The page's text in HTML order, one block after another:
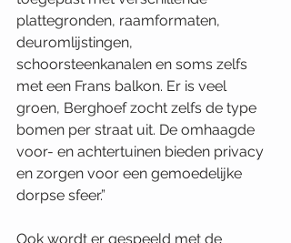
plattegronden, raamformaten,
deuromlijstingen,
schoorsteenkanalen en soms zelfs
met een Frans balkon. Er is veel
groen, Berghoef zocht zelfs de type
bomen per straat uit. De omhaagde
voor- en achtertuinen bieden privacy
en zorgen voor een gemoedelijke
dorpse sfeer.”
Ook wordt er gespeeld met de